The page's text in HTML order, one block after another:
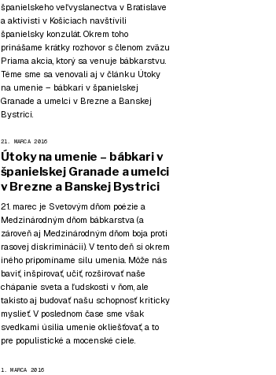
španielskeho veľvyslanectva v Bratislave
a aktivisti v Košiciach navštívili
španielsky konzulát. Okrem toho
prinášame krátky rozhovor s členom zväzu
Priama akcia, ktorý sa venuje bábkarstvu.
Téme sme sa venovali aj v článku Útoky
na umenie – bábkari v španielskej
Granade a umelci v Brezne a Banskej
Bystrici
21. MARCA 2016
Útoky na umenie – bábkari v
španielskej Granade a umelci
v Brezne a Banskej Bystrici
21. marec je Svetovým dňom poézie a
Medzinárodným dňom bábkarstva (a
zároveň aj Medzinárodným dňom boja proti
rasovej diskriminácii). V tento deň si okrem
iného pripomíname silu umenia. Môže nás
baviť, inšpirovať, učiť, rozširovať naše
chápanie sveta a ľudskosti v ňom, ale
takisto aj budovať našu schopnosť kriticky
myslieť. V poslednom čase sme však
svedkami úsilia umenie okliešťovať, a to
pre populistické a mocenské ciele.
1. MARCA 2016